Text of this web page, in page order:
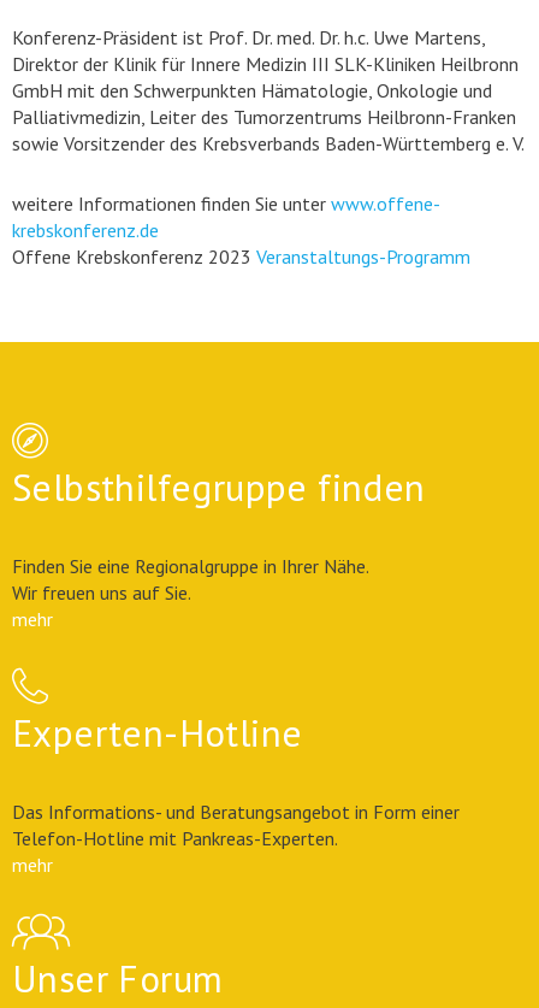
Konferenz-Präsident ist Prof. Dr. med. Dr. h.c. Uwe Martens,
Direktor der Klinik für Innere Medizin III SLK-Kliniken Heilbronn
GmbH mit den Schwerpunkten Hämatologie, Onkologie und
Palliativmedizin, Leiter des Tumorzentrums Heilbronn-Franken
sowie Vorsitzender des Krebsverbands Baden-Württemberg e. V.
weitere Informationen finden Sie unter www.offene-
krebskonferenz.de
Offene Krebskonferenz 2023 Veranstaltungs-Programm
Selbsthilfegruppe finden
Finden Sie eine Regionalgruppe in Ihrer Nähe.
Wir freuen uns auf Sie.
mehr
Experten-Hotline
Das Informations- und Beratungsangebot in Form einer
Telefon-Hotline mit Pankreas-Experten.
mehr
Unser Forum